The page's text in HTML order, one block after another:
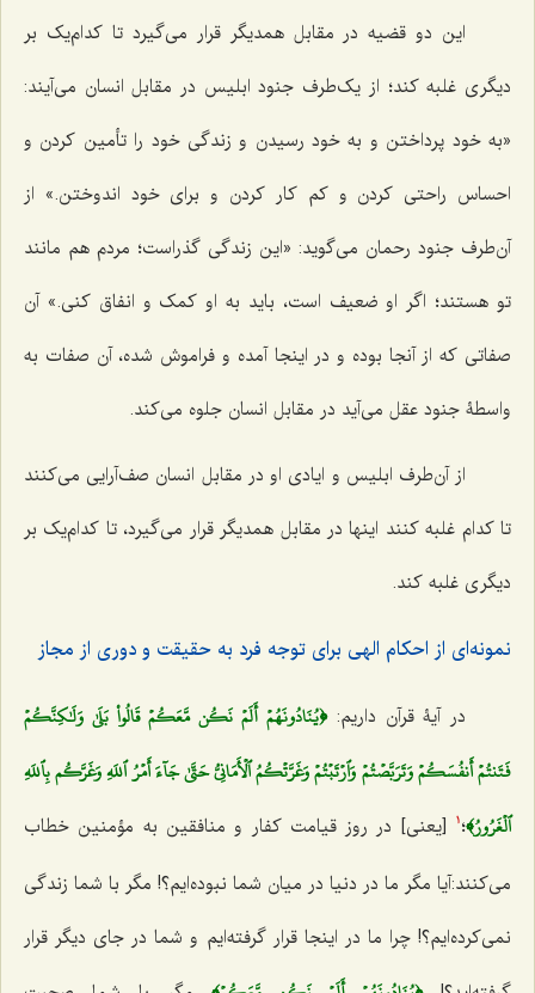
این دو قضیه در مقابل همدیگر قرار می‌گیرد تا کدام‌یک بر
دیگری غلبه کند؛ از یک‌طرف جنود ابلیس در مقابل انسان می‌آیند:
«به خود پرداختن و به خود رسیدن و زندگی خود را تأمین کردن و
احساس راحتی کردن و کم کار کردن و برای خود اندوختن.» از
آن‌طرف جنود رحمان می‌گوید: «این زندگی گذراست؛ مردم هم مانند
تو هستند؛ اگر او ضعیف است، باید به او کمک و انفاق کنی.» آن
صفاتی که از آنجا بوده و در اینجا آمده و فراموش شده، آن صفات به
واسطۀ جنود عقل می‌آید در مقابل انسان جلوه می‌کند.
از آن‌طرف ابلیس و ایادی او در مقابل انسان صف‌آرایی می‌کنند
تا کدام غلبه کنند اینها در مقابل همدیگر قرار می‌گیرد، تا کدام‌یک بر
دیگری غلبه کند.
نمونه‌ای از احکام الهی برای توجه فرد به حقیقت و دوری از مجاز
در آیۀ قرآن داریم:﴿يُنَادُونَهُمۡ أَلَمۡ نَكُن مَّعَكُمۡ قَالُواْ بَلَىٰ وَلَٰكِنَّكُمۡ
فَتَنتُمۡ أَنفُسَكُمۡ وَتَرَبَّصۡتُمۡ وَٱرۡتَبۡتُمۡ وَغَرَّتۡكُمُ ٱلۡأَمَانِيُّ حَتَّىٰ جَآءَ أَمۡرُ ٱللَهِ وَغَرَّكُم بِٱللَهِ
ٱلۡغَرُورُ﴾؛ 1
[یعنی] در روز قیامت کفار و منافقین به مؤمنین خطاب
می‌کنند:آیا مگر ما در دنیا در میان شما نبوده‌ایم؟! مگر با شما زندگی
نمی‌کرده‌ایم؟! چرا ما در اینجا قرار گرفته‌ایم و شما در جای دیگر قرار